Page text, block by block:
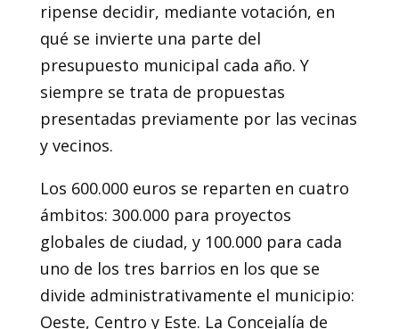
ripense decidir, mediante votación, en
qué se invierte una parte del
presupuesto municipal cada año. Y
siempre se trata de propuestas
presentadas previamente por las vecinas
y vecinos.
Los 600.000 euros se reparten en cuatro
ámbitos: 300.000 para proyectos
globales de ciudad, y 100.000 para cada
uno de los tres barrios en los que se
divide administrativamente el municipio:
Oeste, Centro y Este. La Concejalía de